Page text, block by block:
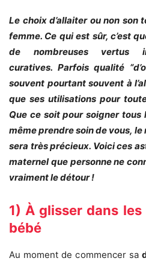
Le choix d’allaiter ou non
femme. Ce qui est sûr, c’est
de nombreuses vertus
curatives. Parfois qualité
souvent pourtant souvent à
que ses utilisations pour
Que ce soit pour soigner
même prendre soin de vous,
sera très précieux. Voici ces
maternel que personne ne
vraiment le détour !
1) À glisser dans
bébé
Au moment de commencer sa